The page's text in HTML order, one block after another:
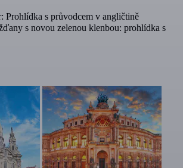
Prohlídka s průvodcem v angličtině
s novou zelenou klenbou: prohlídka s